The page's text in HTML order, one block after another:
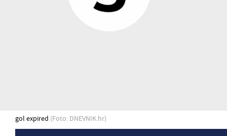
gol expired (Foto: DNEVNIK.hr)